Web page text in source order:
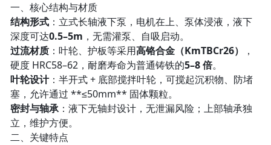
一、核心结构与材质
结构形式：立式长轴液下泵，电机在上、泵体浸液，液下
深度可达0.5–5m ，无需灌泵、自吸启动。
过流材质：叶轮、护板等采用高铬合金（KmTBCr26）
，
硬度 HRC58–62，耐磨寿命为普通铸铁的5–8 倍。
叶轮设计：半开式 + 底部搅拌叶轮，可搅起沉积物、防堵
塞，允许通过 **≤50mm** 固体颗粒。
密封与轴承：液下无轴封设计，无泄漏风险；上部轴承独
立，维护方便。
二、关键特点